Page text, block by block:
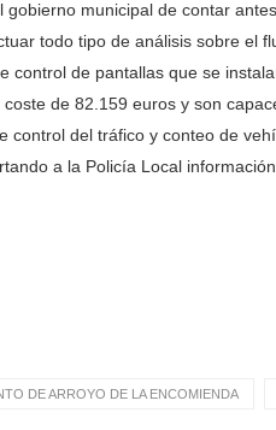
municipal de contar
todo tipo de análisis sobre el
control de pantallas que se
de 82.159 euros y son
control del tráfico y conteo de
a la Policía Local
DE ARROYO DE LA ENCOMIENDA